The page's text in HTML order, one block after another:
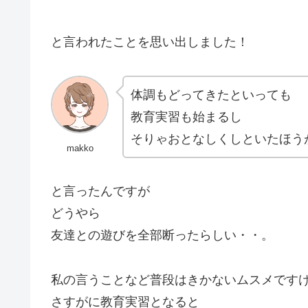
と言われたことを思い出しました！
makko
体調もどってきたといっても
教育実習も始まるし
そりゃおとなしくしといたほう
と言ったんですが
どうやら
友達との遊びを全部断ったらしい・・。
私の言うことなど普段はきかないムスメです
さすがに教育実習となると